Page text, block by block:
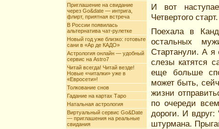
Приглашение на свидание
через Go&date — интрига,
флирт, приятная встреча
В России появилась
альтернатива чат-рулетке
Новый год уже близко: готовьте
сани в «Ар де КАДО»
Астрология онлайн — удобный
сервис на Astro7
Читай всегда! Читай везде!
Новые «читалки» уже в
«Евросети»!
Толкование снов
Гадание на картах Таро
Натальная астрология
Виртуальный сервис Go&Date
— приглашения на реальные
свидания
И вот
Четвертого
Поехала в
остальных
Стартанули. А я
слезы катятся
еще больше
может быть,
жизни
по очереди
дороги. И
штурмана.